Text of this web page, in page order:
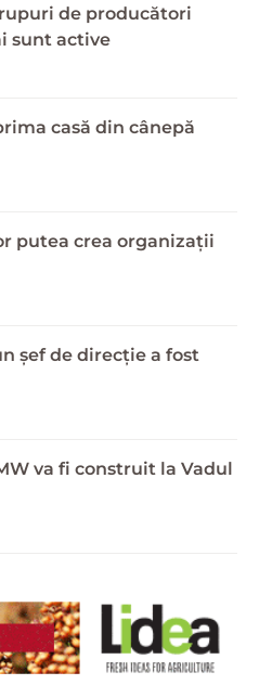
de producători
sunt active
casă din cânepă
putea crea organizații
șef de direcție a fost
va fi construit la Vadul